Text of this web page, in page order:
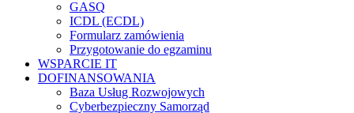
GASQ
ICDL (ECDL)
Formularz zamówienia
Przygotowanie do egzaminu
WSPARCIE IT
DOFINANSOWANIA
Baza Usług Rozwojowych
Cyberbezpieczny Samorząd